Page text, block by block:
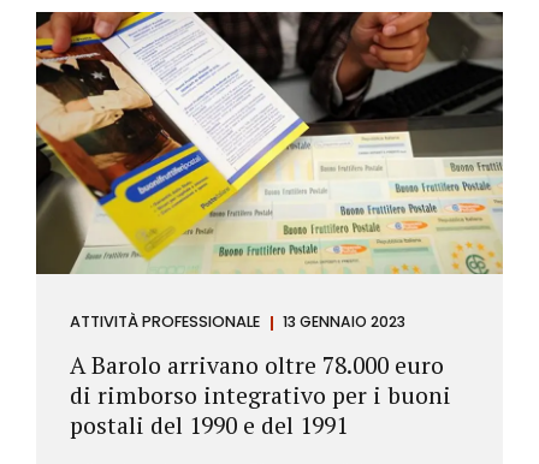
ATTIVITÀ PROFESSIONALE 13 GENNAIO 2023
A Barolo arrivano oltre 78.000 euro
di rimborso integrativo per i buoni
postali del 1990 e del 1991